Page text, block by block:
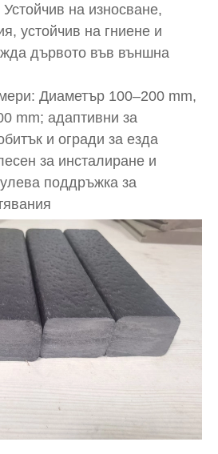
на износване,
устойчив на гниене и
дървото във външна
Диаметър 100–200 mm,
mm; адаптивни за
и огради за езда
за инсталиране и
поддръжка за